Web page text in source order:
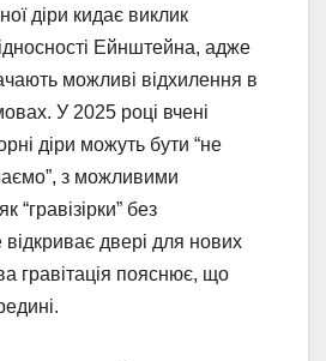
діри кидає виклик
Ейнштейна, адже
можливі відхилення в
У 2025 році вчені
діри можуть бути “не
з можливими
“гравізірки” без
відкриває двері для нових
гравітація пояснює, що